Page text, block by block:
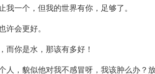
我一个，但我的世界有你，足够了。
许会更好。
而你是水，那该有多好！
人，貌似他对我不感冒呀，我该肿么办？